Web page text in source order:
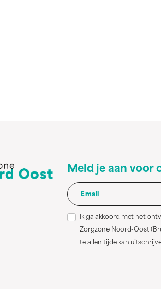
Meld je aan voor
Ik ga akkoord met het
Zorgzone Noord-Oost
te allen tijde kan